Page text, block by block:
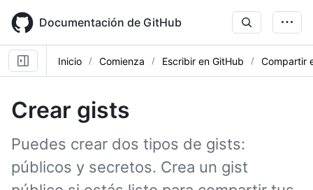
main
content
Documentación de GitHub
Inicio Comienza Escribir en GitHub Compartir
Crear gists
Puedes crear dos tipos de gists:
públicos y secretos. Crea un gist